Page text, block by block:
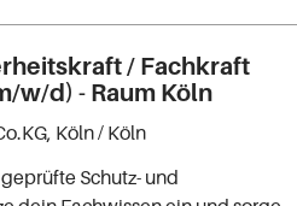
/ Fachkraft
w/d) - Raum Köln
Köln/ Köln
Schutz- und